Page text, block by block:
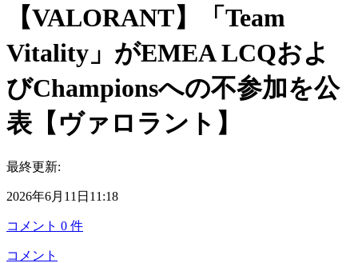
【VALORANT】「Team
Vitality」がEMEA LCQおよ
びChampionsへの不参加を公
表【ヴァロラント】
最終更新:
2026年6月11日11:18
コメント 0 件
コメント